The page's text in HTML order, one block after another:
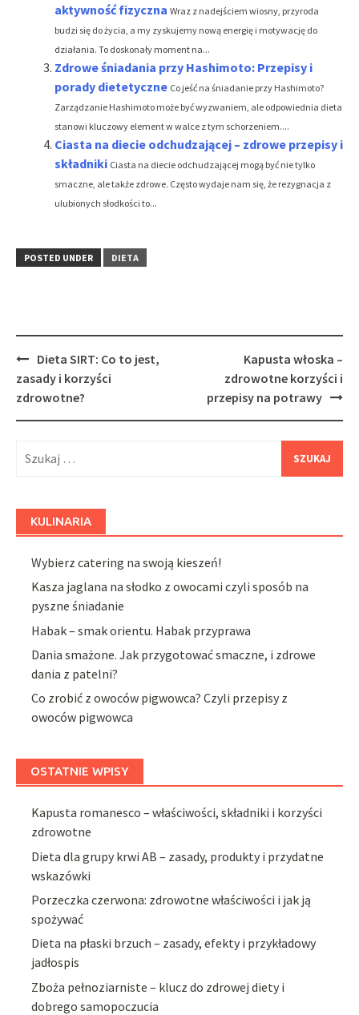
aktywność fizyczna Wraz z nadejściem wiosny, przyroda
budzi się do życia, a my zyskujemy nową energię i motywację do
działania. To doskonały moment na...
Zdrowe śniadania przy Hashimoto: Przepisy i
porady dietetyczne Co jeść na śniadanie przy Hashimoto?
Zarządzanie Hashimoto może być wyzwaniem, ale odpowiednia dieta
stanowi kluczowy element w walce z tym schorzeniem....
Ciasta na diecie odchudzającej – zdrowe przepisy i
składniki Ciasta na diecie odchudzającej mogą być nie tylko
smaczne, ale także zdrowe. Często wydaje nam się, że rezygnacja z
ulubionych słodkości to...
POSTED UNDER DIETA
Post
navigation
Dieta SIRT: Co to jest,
zasady i korzyści
zdrowotne?
Kapusta włoska –
zdrowotne korzyści i
przepisy na potrawy
KULINARIA
Wybierz catering na swoją kieszeń!
Kasza jaglana na słodko z owocami czyli sposób na
pyszne śniadanie
Habak – smak orientu. Habak przyprawa
Dania smażone. Jak przygotować smaczne, i zdrowe
dania z patelni?
Co zrobić z owoców pigwowca? Czyli przepisy z
owoców pigwowca
OSTATNIE WPISY
Kapusta romanesco – właściwości, składniki i korzyści
zdrowotne
Dieta dla grupy krwi AB – zasady, produkty i przydatne
wskazówki
Porzeczka czerwona: zdrowotne właściwości i jak ją
spożywać
Dieta na płaski brzuch – zasady, efekty i przykładowy
jadłospis
Zboża pełnoziarniste – klucz do zdrowej diety i
dobrego samopoczucia